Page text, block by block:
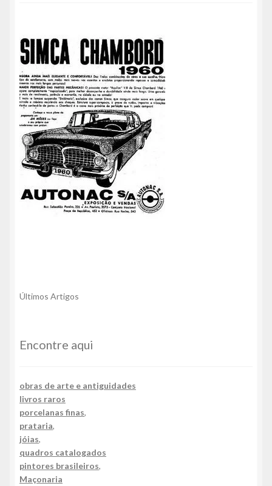
Últimos Artigos
Encontre aqui
obras de arte e antiguidades
livros raros
porcelanas finas,
prataria,
jóias,
quadros catalogados
pintores brasileiros,
Maçonaria